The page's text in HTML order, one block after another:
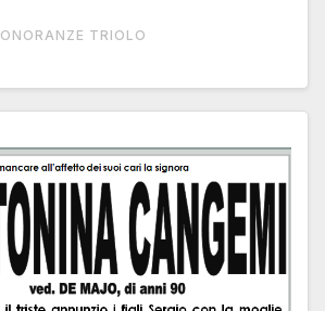
ONORANZE TRIOLO